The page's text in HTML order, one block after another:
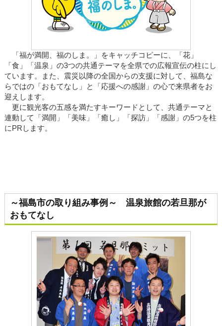
「福が満開、福のしま。」をキャッチコピーに、「花」
「食」「温泉」の3つの共通テーマを全県での広報宣伝の柱にし
ています。また、震災以降の全国からの支援に対して、福島な
らではの「おもてなし」と「応援への感謝」の心で来県者をお
迎えします。
更に観光客の五感を満たすキーワードとして、共通テーマと
連動して「満開」「美味」「癒し」「探訪」「感謝」の5つを柱
にPRします。
～福島市の取り組み事例～ 温泉旅館の若旦那が
おもてなし